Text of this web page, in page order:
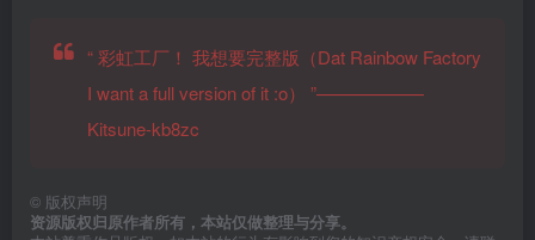
“彩虹工厂！ 我想要完整版（Dat Rainbow Factory
I want a full version of it :o） ”——————
Kitsune-kb8zc
© 版权声明
资源版权归原作者所有，本站仅做整理与分享。